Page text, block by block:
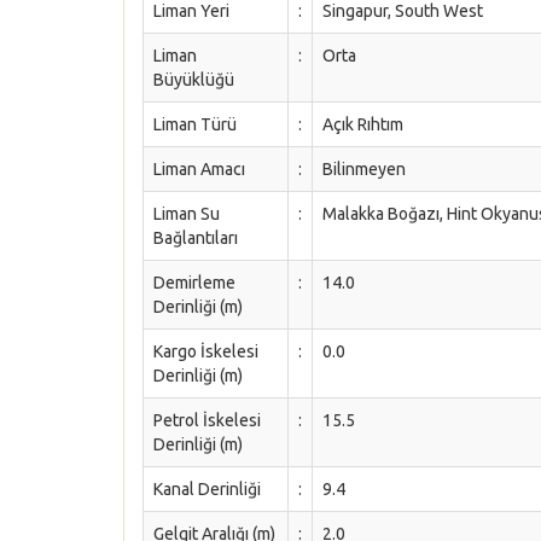
Liman Yeri : Singapur, South West
Liman
Büyüklüğü
: Orta
Liman Türü : Açık Rıhtım
Liman Amacı : Bilinmeyen
Liman Su
Bağlantıları
: Malakka Boğazı, Hint
Demirleme
Derinliği (m)
: 14.0
Kargo İskelesi
Derinliği (m)
: 0.0
Petrol İskelesi
Derinliği (m)
: 15.5
Kanal Derinliği : 9.4
Gelgit Aralığı (m) : 2.0